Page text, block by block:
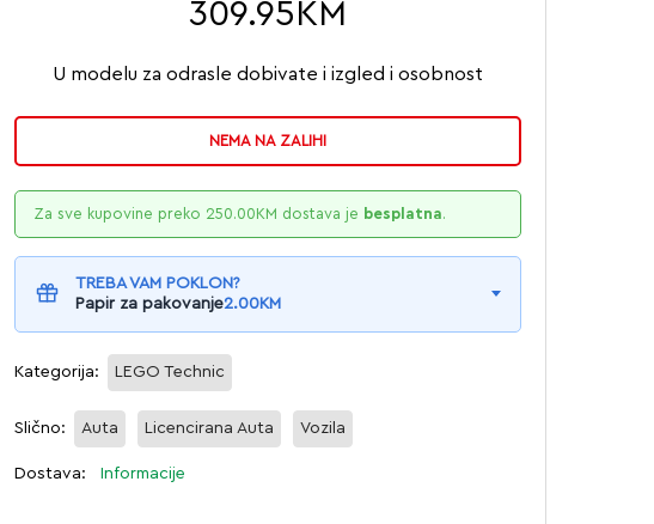
309.95 KM
U modelu za odrasle dobivate i izgled i osobnost
NEMA NA ZALIHI
Za sve kupovine preko 250.00KM dostava je besplatna.
TREBA VAM POKLON?
Papir za pakovanje2.00KM
Kategorija: LEGO Technic
Slično: Auta Licencirana Auta Vozila
Dostava: Informacije